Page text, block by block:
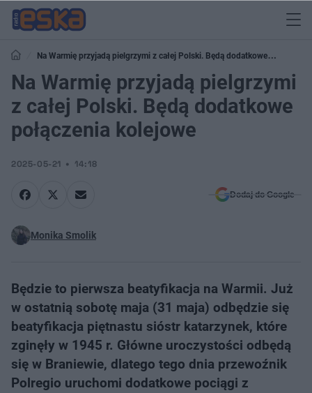
Na Warmię przyjadą pielgrzymi z całej Polski. Będą dodatkowe
połączenia kolejowe
Na Warmię przyjadą pielgrzymi
z całej Polski. Będą dodatkowe
połączenia kolejowe
2025-05-21 14:18
Dodaj do Google
Monika Smolik
Będzie to pierwsza beatyfikacja na Warmii. Już
w ostatnią sobotę maja (31 maja) odbędzie się
beatyfikacja piętnastu sióstr katarzynek, które
zginęły w 1945 r. Główne uroczystości odbędą
się w Braniewie, dlatego tego dnia przewoźnik
Polregio uruchomi dodatkowe pociągi z